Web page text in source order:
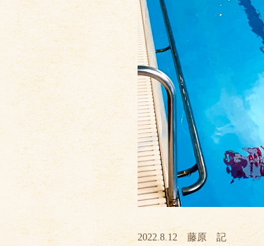
2022.8.12 藤原 記